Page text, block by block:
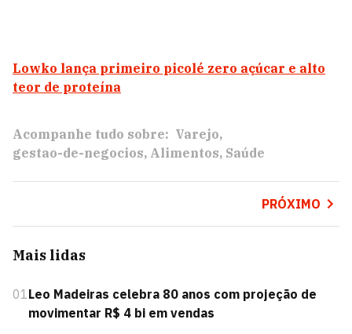
Lowko lança primeiro picolé zero açúcar e alto
teor de proteína
Acompanhe tudo sobre: Varejo
gestao-de-negocios Alimentos Saúde
PRÓXIMO
Mais lidas
01Leo Madeiras celebra 80 anos com projeção de
movimentar R$ 4 bi em vendas